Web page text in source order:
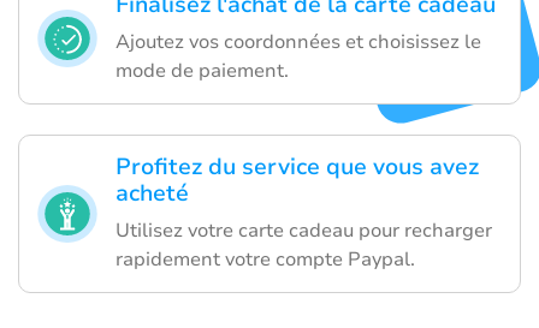
Ajoutez vos coordonnées et choisissez le
mode de paiement.
Profitez du service que vous avez
acheté
Utilisez votre carte cadeau pour recharger
rapidement votre compte Paypal.